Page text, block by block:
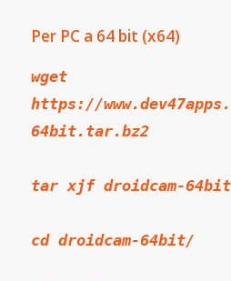
Per PC a 64 bit (x64)
wget
https://
64bit.tar.bz2
tar xjf droidcam-
cd droidcam-64bit/